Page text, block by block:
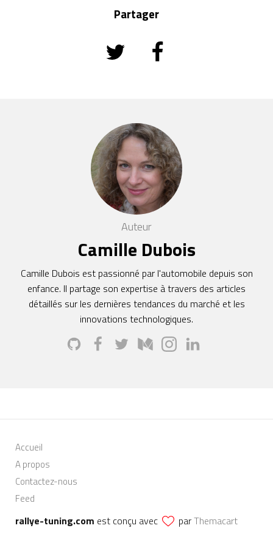
Partager
Auteur
Camille Dubois
Camille Dubois est passionné par l'automobile depuis son
enfance. Il partage son expertise à travers des articles
détaillés sur les dernières tendances du marché et les
innovations technologiques.
Accueil
A propos
Contactez-nous
Feed
rallye-tuning.com est conçu avec parThemacart